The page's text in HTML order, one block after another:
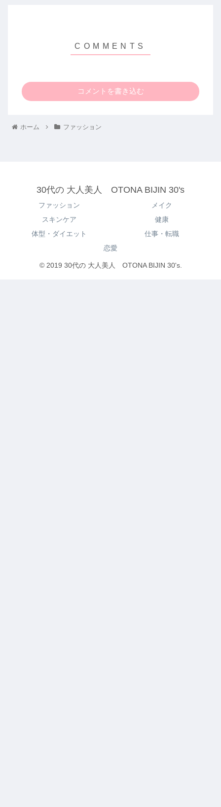
コメントを書き込む
ホーム ファッション
30代の 大人美人 OTONA BIJIN 30's
ファッション
メイク
スキンケア
健康
体型・ダイエット
仕事・転職
恋愛
© 2019 30代の 大人美人 OTONA BIJIN 30's.